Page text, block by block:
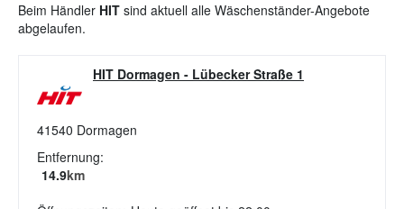
Beim Händler HIT sind aktuell alle Wäschenständer-Angebote
abgelaufen.
HIT Dormagen - Lübecker Straße 1
41540 Dormagen
Entfernung:
14.9km